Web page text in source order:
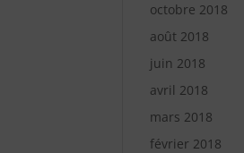
octobre 2018
août 2018
juin 2018
avril 2018
mars 2018
février 2018